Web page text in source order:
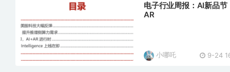
电子行业周报：AI新品
AR
小哪吒 9-24